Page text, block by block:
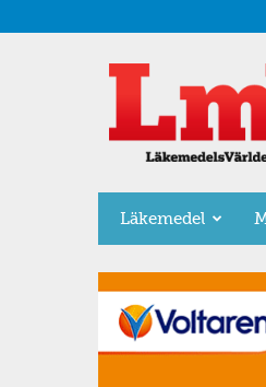
Läkemedel